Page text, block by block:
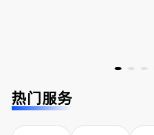
热门服务